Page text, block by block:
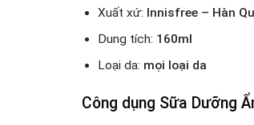
Xuất xứ: Innisfree – Hàn
Dung tích: 160ml
Loại da: mọi loại da
Công dụng Sữa Dưỡng